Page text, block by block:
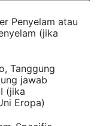
Penyelam atau
(jika
Tanggung
jawab
(jika
Eropa)